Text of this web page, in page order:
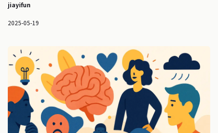
jiayifun
2025-05-19